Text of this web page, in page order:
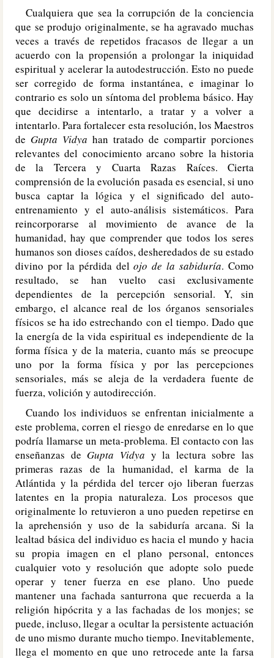
Cualquiera que sea la corrupción de la conciencia
que se produjo originalmente, se ha agravado muchas
veces a través de repetidos fracasos de llegar a un
acuerdo con la propensión a prolongar la iniquidad
espiritual y acelerar la autodestrucción. Esto no puede
ser corregido de forma instantánea, e imaginar lo
contrario es solo un síntoma del problema básico. Hay
que decidirse a intentarlo, a tratar y a volver a
intentarlo. Para fortalecer esta resolución, los Maestros
de Gupta Vidya han tratado de compartir porciones
relevantes del conocimiento arcano sobre la historia
de la Tercera y Cuarta Razas Raíces. Cierta
comprensión de la evolución pasada es esencial, si uno
busca captar la lógica y el significado del auto-
entrenamiento y el auto-análisis sistemáticos. Para
reincorporarse al movimiento de avance de la
humanidad, hay que comprender que todos los seres
humanos son dioses caídos, desheredados de su estado
divino por la pérdida delojo de la sabiduría. Como
resultado, se han vuelto casi exclusivamente
dependientes de la percepción sensorial. Y, sin
embargo, el alcance real de los órganos sensoriales
físicos se ha ido estrechando con el tiempo. Dado que
la energía de la vida espiritual es independiente de la
forma física y de la materia, cuanto más se preocupe
uno por la forma física y por las percepciones
sensoriales, más se aleja de la verdadera fuente de
fuerza, volición y autodirección.
Cuando los individuos se enfrentan inicialmente a
este problema, corren el riesgo de enredarse en lo que
podría llamarse un meta-problema. El contacto con las
enseñanzas de Gupta Vidya y la lectura sobre las
primeras razas de la humanidad, el karma de la
Atlántida y la pérdida del tercer ojo liberan fuerzas
latentes en la propia naturaleza. Los procesos que
originalmente lo retuvieron a uno pueden repetirse en
la aprehensión y uso de la sabiduría arcana. Si la
lealtad básica del individuo es hacia el mundo y hacia
su propia imagen en el plano personal, entonces
cualquier voto y resolución que adopte solo puede
operar y tener fuerza en ese plano. Uno puede
mantener una fachada santurrona que recuerda a la
religión hipócrita y a las fachadas de los monjes; se
puede, incluso, llegar a ocultar la persistente actuación
de uno mismo durante mucho tiempo. Inevitablemente,
llega el momento en que uno retrocede ante la farsa